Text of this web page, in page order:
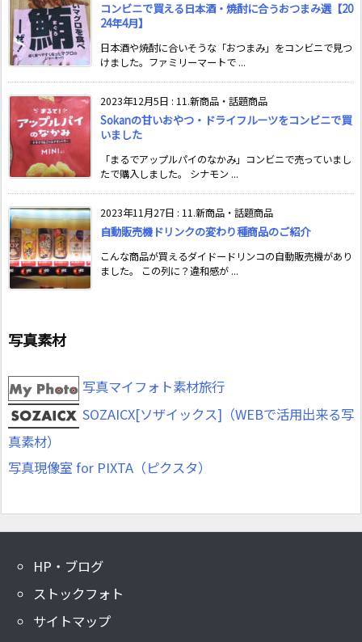
コンビニで買える日本酒・焼酎に合うおつまみ選【20
24年4月】
日本酒や焼酎に合いそうな「おつまみ」をコンビニで見つ
けました。ファミリーマートで ...
2023年12月5日 : 11.新商品・話題商品
Sokanの甘いおやつ・ドライフルーツをコンビニで買
いました
「まるでアップルパイのなかみ」コンビニで売っていまし
たで購入しました。 シナモン ...
2023年11月27日 : 11.新商品・話題商品
自動販売機ドリンクの変わり種商品のご紹介
こんな商品が買えるダイドードリンコの自動販売機があり
ました。 この列に？違和感が ...
写真素材
写真マイフォト素材旅行
SOZAICX[ソザイックス]（WEBで活用出来る写
真素材）
写真現像室 for PIXTA（ピクスタ）
HP・ブログ
ストックフォト
サイトマップ